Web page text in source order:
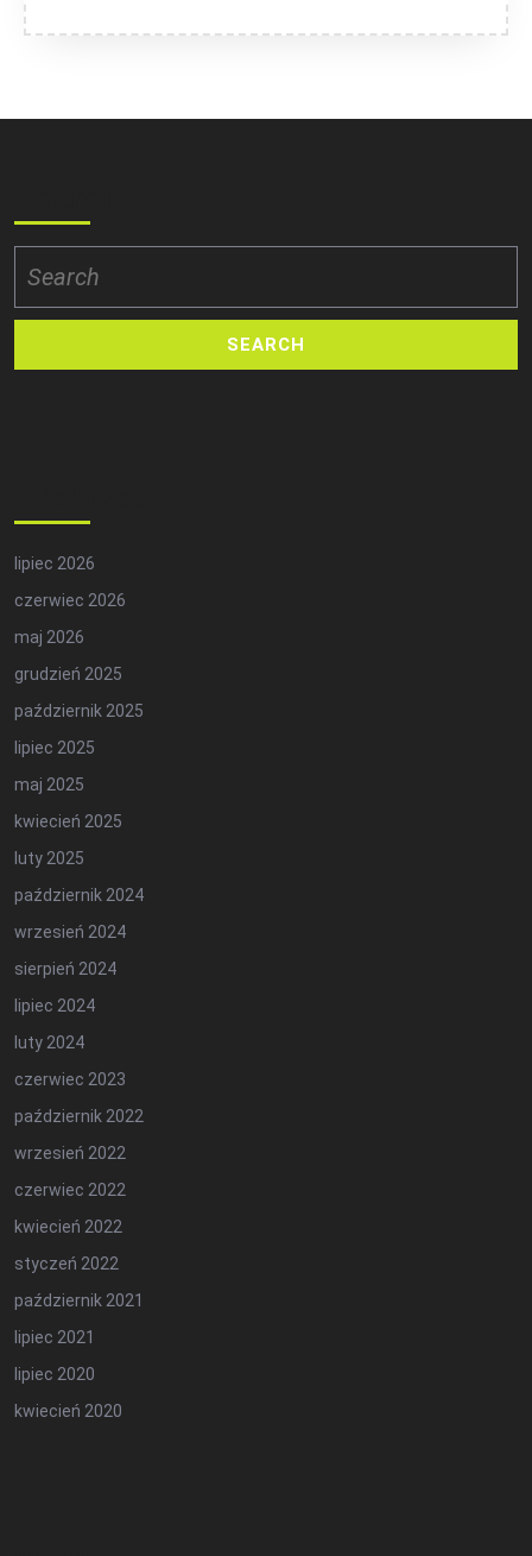
for:
lipiec 2026
czerwiec 2026
maj 2026
grudzień 2025
październik 2025
lipiec 2025
maj 2025
kwiecień 2025
luty 2025
październik 2024
wrzesień 2024
sierpień 2024
lipiec 2024
luty 2024
czerwiec 2023
październik 2022
wrzesień 2022
czerwiec 2022
kwiecień 2022
styczeń 2022
październik 2021
lipiec 2021
lipiec 2020
kwiecień 2020